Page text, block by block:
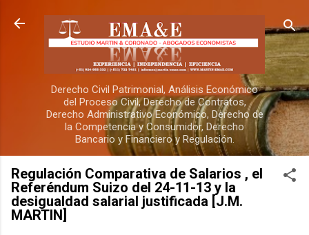
Skip to main content
Derecho Civil Patrimonial, Análisis Económico
del Proceso Civil, Derecho de Contratos,
Derecho Administrativo Económico, Derecho de
la Competencia y Consumidor, Derecho
Bancario y Financiero y Regulación.
Regulación Comparativa de Salarios , el
Referéndum Suizo del 24-11-13 y la
desigualdad salarial justificada [J.M.
MARTIN]